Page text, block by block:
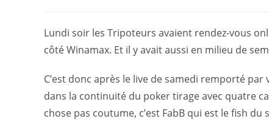
Lundi soir les Tripoteurs avaient rendez-vous
côté Winamax. Et il y avait aussi en milieu de
C’est donc après le live de samedi remporté
dans la continuité du poker tirage avec quatre
chose pas coutume, c’est FabB qui est le fish